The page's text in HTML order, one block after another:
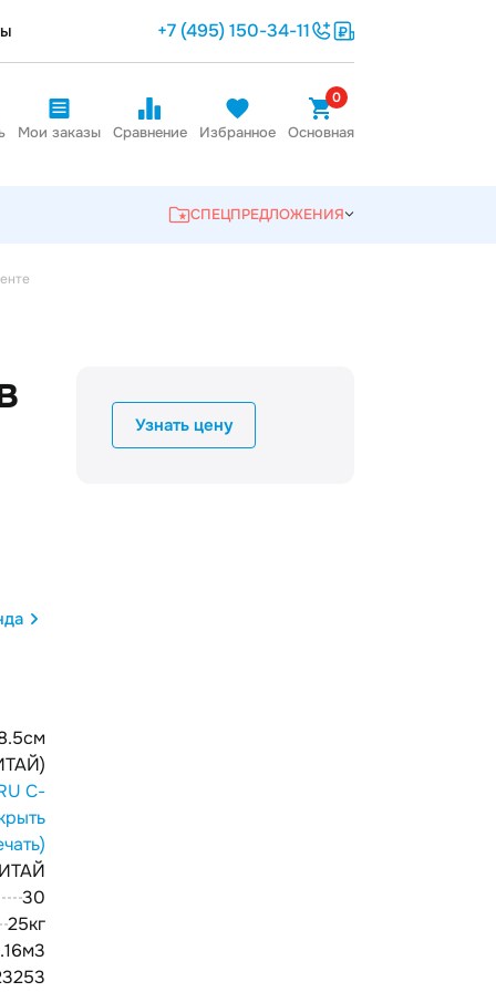
+7 (495) 150-34-11
Мои заказы Сравнение Избранное
0
Основная
СПЕЦПРЕДЛОЖЕНИЯ
Узнать цену
С-
30
25кг